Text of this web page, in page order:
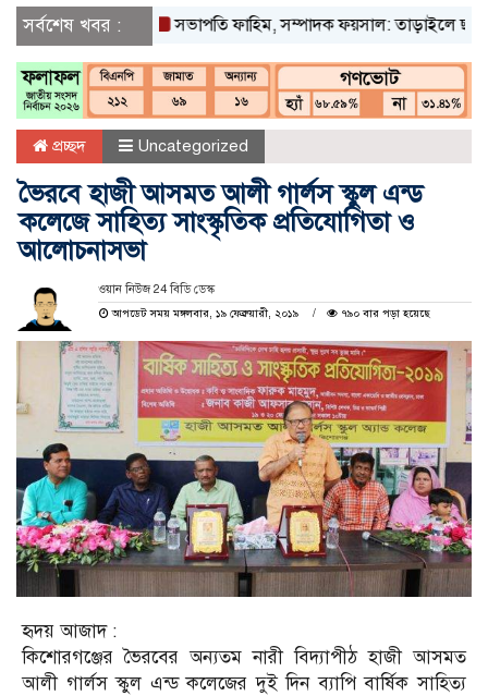
সর্বশেষ খবর :সভাপতি ফাহিম, সম্পাদক ফয়সাল: তাড়াইলে ছাত্র
প্রচ্ছদ Uncategorized
ভৈরবে হাজী আসমত আলী গার্লস স্কুল এন্ড
কলেজে সাহিত্য সাংস্কৃতিক প্রতিযোগিতা ও
আলোচনাসভা
ওয়ান নিউজ 24 বিডি ডেস্ক
আপডেট সময় মঙ্গলবার, ১৯ ফেব্রুয়ারী, ২০১৯
৭৯০ বার পড়া হয়েছে
হৃদয় আজাদ :
কিশোরগঞ্জের ভৈরবের অন্যতম নারী বিদ্যাপীঠ হাজী আসমত
আলী গার্লস স্কুল এন্ড কলেজের দুই দিন ব্যাপি বার্ষিক সাহিত্য